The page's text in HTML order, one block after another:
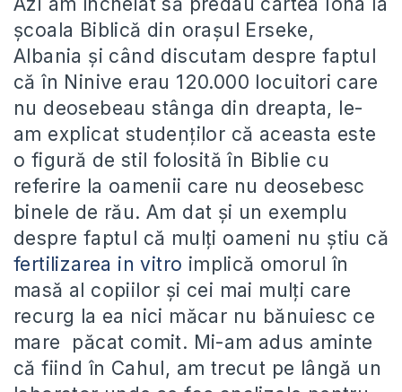
şcoala Biblică din oraşul Erseke,
Albania şi când discutam despre faptul
că în Ninive erau 120.000 locuitori care
nu deosebeau stânga din dreapta, le-
am explicat studenţilor că aceasta este
o figură de stil folosită în Biblie cu
referire la oamenii care nu deosebesc
binele de rău. Am dat şi un exemplu
despre faptul că mulţi oameni nu ştiu că
fertilizarea in vitro implică omorul în
masă al copiilor şi cei mai mulţi care
recurg la ea nici măcar nu bănuiesc ce
mare păcat comit. Mi-am adus aminte
că fiind în Cahul, am trecut pe lângă un